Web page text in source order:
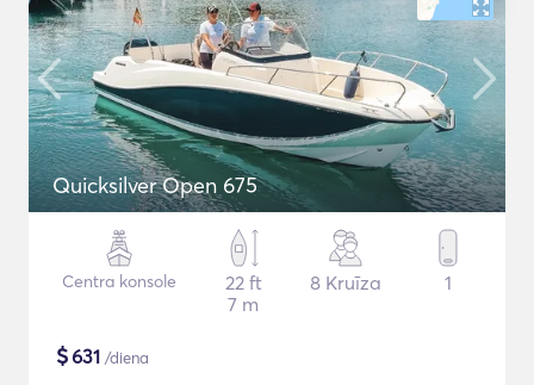
Quicksilver Open 675
Centra konsole
22 ft
7 m
8 Kruīza 1
$631 /diena